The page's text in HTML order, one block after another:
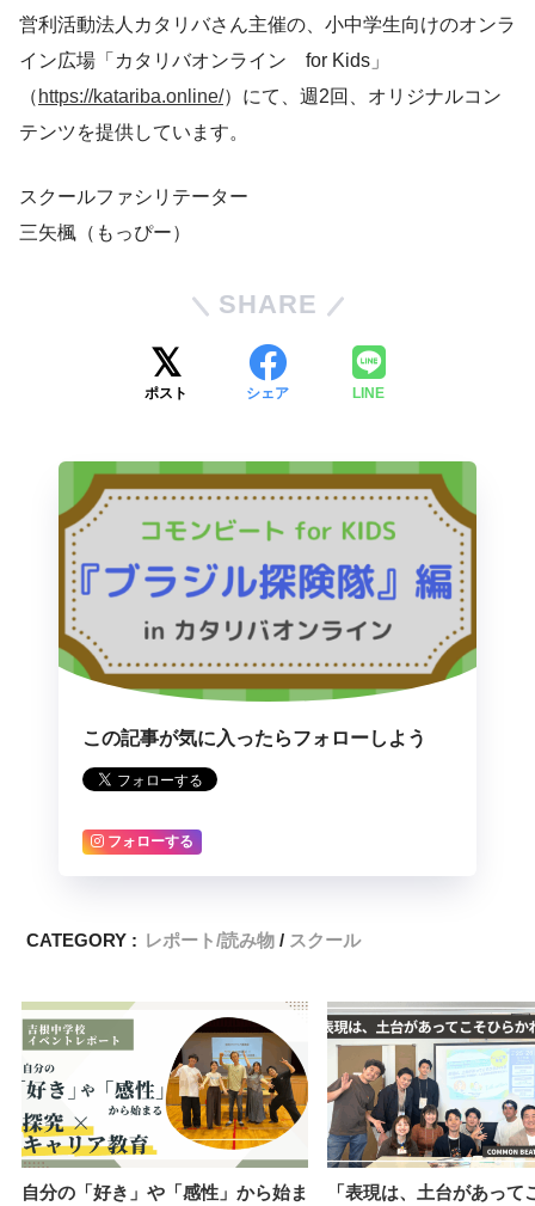
営利活動法人カタリバさん主催の、小中学生向けのオンラ
イン広場「カタリバオンライン for Kids」
（ https://katariba.online/）にて、週2回、オリジナルコン
テンツを提供しています。
スクールファシリテーター
三矢楓（もっぴー）
SHARE
ポスト シェア LINE
この記事が気に入ったらフォローしよう
フォローする
CATEGORY : レポート/読み物 スクール
自分の「好き」や「感性」から始ま
「表現は、土台があって